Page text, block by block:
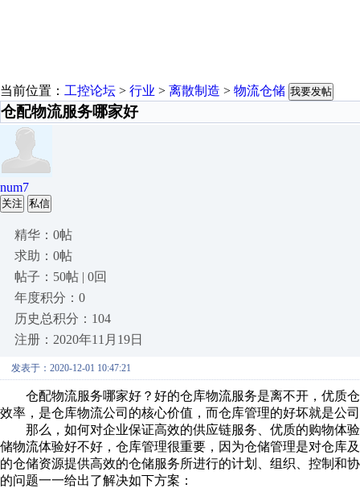
当前位置： 工控论坛 > 行业 > 离散制造 > 物流仓储 我要发帖
仓配物流服务哪家好
num7
关注 私信
精华：0帖
求助：0帖
帖子：50帖 | 0回
年度积分：0
历史总积分：104
注册：2020年11月19日
发表于：2020-12-01 10:47:21
仓配物流服务哪家好？好的仓库物流服务是离不开，优质
效率，是仓库物流公司的核心价值，而仓库管理的好坏就是公
那么，如何对企业保证高效的供应链服务、优质的购物体
储物流体验好不好，仓库管理很重要，因为仓储管理是对仓库
的仓储资源提供高效的仓储服务所进行的计划、组织、控制和
的问题一一给出了解决如下方案：